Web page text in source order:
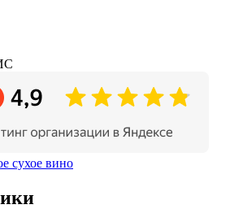
сухое вино